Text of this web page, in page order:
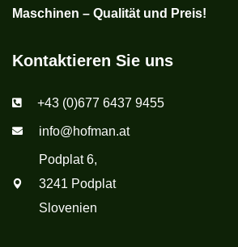
Maschinen – Qualität und Preis!
Kontaktieren Sie uns
+43 (0)677 6437 9455
info@hofman.at
Podplat 6,
3241 Podplat
Slovenien